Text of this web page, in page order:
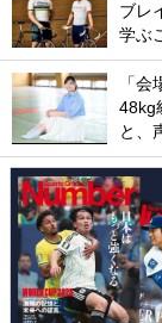
ブレ
学ぶ
「
48kg
と、